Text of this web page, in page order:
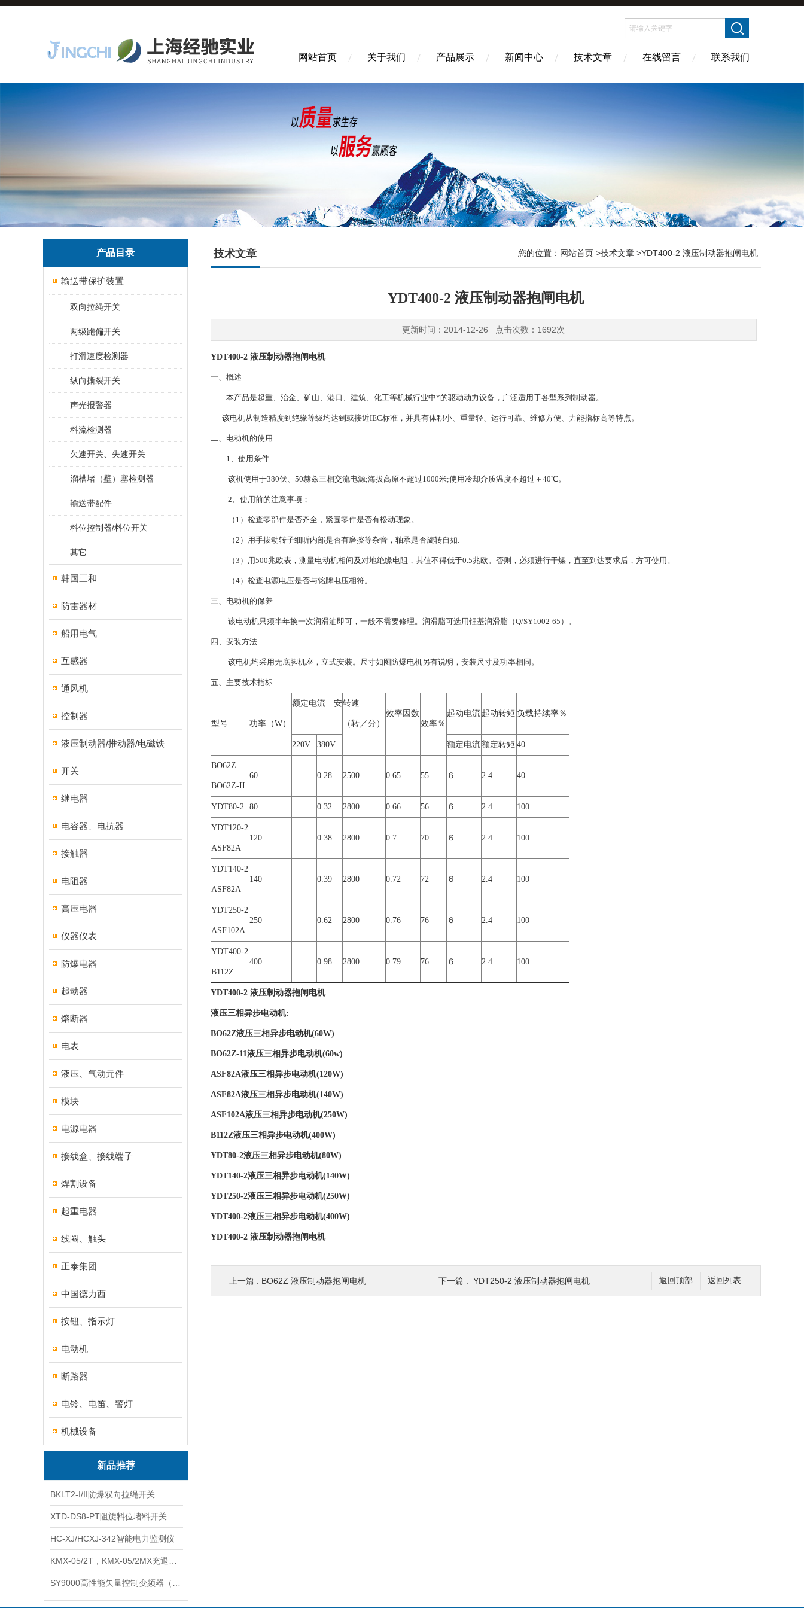
网站首页 关于我们 产品展示 新闻中心 技术文章 在线留言 联系我们
产品目录
输送带保护装置
双向拉绳开关
两级跑偏开关
打滑速度检测器
纵向撕裂开关
声光报警器
料流检测器
欠速开关、失速开关
溜槽堵（壁）塞检测器
输送带配件
料位控制器/料位开关
其它
韩国三和
防雷器材
船用电气
互感器
通风机
控制器
液压制动器/推动器/电磁铁
开关
继电器
电容器、电抗器
接触器
电阻器
高压电器
仪器仪表
防爆电器
起动器
熔断器
电表
液压、气动元件
模块
电源电器
接线盒、接线端子
焊割设备
起重电器
线圈、触头
正泰集团
中国德力西
按钮、指示灯
电动机
断路器
电铃、电笛、警灯
机械设备
新品推荐
BKLT2-I/II防爆双向拉绳开关
XTD-DS8-PT阻旋料位堵料开关
HC-XJ/HCXJ-342智能电力监测仪
技术文章 您的位置： 网站首页 >技术文章 >YDT400-2 液压制动器抱闸电机
YDT400-2 液压制动器抱闸电机
更新时间：2014-12-26 点击次数：1692次
YDT400-2 液压制动器抱闸电机
一、概述
本产品是起重、治金、矿山、港口、建筑、化工等机械行业中*的驱动动力设备，广泛适用于各型系列制动器。
该电机从制造精度到绝缘等级均达到或接近IEC标准，并具有体积小、重量轻、运行可靠、维修方便、力能指标高等特点。
二、电动机的使用
1、使用条件
该机使用于380伏、50赫兹三相交流电源;海拔高原不超过1000米;使用冷却介质温度不超过＋40℃。
2、使用前的注意事项；
（1）检查零部件是否齐全，紧固零件是否有松动现象。
（2）用手拔动转子细听内部是否有磨擦等杂音，轴承是否旋转自如.
（3）用500兆欧表，测量电动机相间及对地绝缘电阻，其值不得低于0.5兆欧。否则，必须进行干燥，直至到达要求后，方可使用。
（4）检查电源电压是否与铭牌电压相符。
三、电动机的保养
该电动机只须半年换一次润滑油即可，一般不需要修理。润滑脂可选用锂基润滑脂（Q/SY1002-65）。
四、安装方法
该电机均采用无底脚机座，立式安装。尺寸如图防爆电机另有说明，安装尺寸及功率相同。
五、主要技术指标
型号 功率（W）
额定电流 安转速
（转／分）
效率因数
效率％
起动电流 起动转矩 负载持续率％
220V 380V 额定电流额定转矩 40
BO62Z
BO62Z-II
60 0.28 2500 0.65 55 ６ 2.4 40
YDT80-2 80 0.32 2800 0.66 56 ６ 2.4 100
YDT120-2
ASF82A
120 0.38 2800 0.7 70 ６ 2.4 100
YDT140-2
ASF82A
140 0.39 2800 0.72 72 ６ 2.4 100
YDT250-2
ASF102A
250 0.62 2800 0.76 76 ６ 2.4 100
YDT400-2
B112Z
400 0.98 2800 0.79 76 ６ 2.4 100
YDT400-2 液压制动器抱闸电机
液压三相异步电动机:
BO62Z液压三相异步电动机(60W)
BO62Z-11液压三相异步电动机(60w)
ASF82A液压三相异步电动机(120W)
ASF82A液压三相异步电动机(140W)
ASF102A液压三相异步电动机(250W)
B112Z液压三相异步电动机(400W)
YDT80-2液压三相异步电动机(80W)
YDT140-2液压三相异步电动机(140W)
YDT250-2液压三相异步电动机(250W)
YDT400-2液压三相异步电动机(400W)
YDT400-2 液压制动器抱闸电机
返回列表
返回顶部
上一篇 : BO62Z 液压制动器抱闸电机 下一篇 : YDT250-2 液压制动器抱闸电机